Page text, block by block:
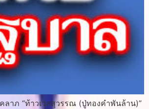
ลาภ “ท้าวเวสสุวรรณ (ปู่ทองคำพันล้าน)”